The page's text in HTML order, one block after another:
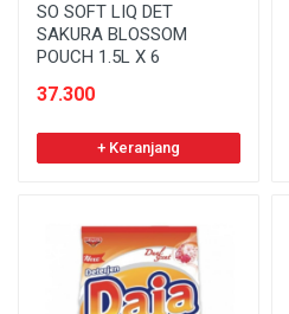
SO SOFT LIQ DET
SAKURA BLOSSOM
POUCH 1.5L X 6
37.300
+ Keranjang